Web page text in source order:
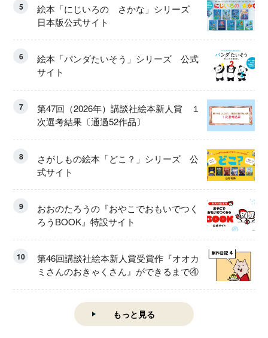
5
絵本「にじいろの さかな」シリーズ
日本版公式サイト
6
絵本「パンダたいそう」シリーズ 公式
サイト
7
第47回（2026年）講談社絵本新人賞 １
次選考結果〔通過52作品〕
8
さがしもの絵本「どこ？」シリーズ 公
式サイト
9
おおのたろうの『おやこでおもいでつく
ろうBOOK』特設サイト
10
第46回講談社絵本新人賞受賞作『オオカ
ミさんのおきゃくさん』ができるまで④
もっと見る